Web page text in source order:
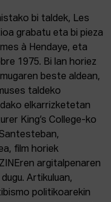
bi taldek, Les
grabatu eta bi pieza
à Hendaye, eta
1975. Bi lan horiez
beste aldean,
taldeko
elkarrizketetan
King’s College-ko
film horiek
argitalpenaren
Artikuluan,
politikoarekin